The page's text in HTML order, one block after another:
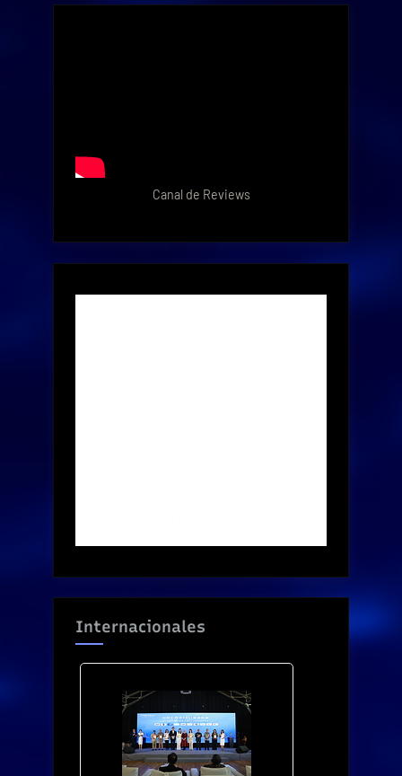
Canal de Reviews
Internacionales